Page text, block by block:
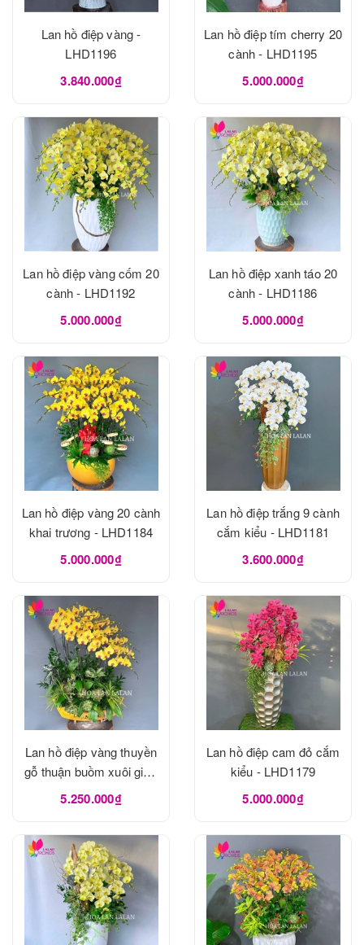
Lan hồ điệp vàng -
LHD1196
3.840.000₫
Lan hồ điệp tím cherry 20
cành - LHD1195
5.000.000₫
Lan hồ điệp vàng cốm 20
cành - LHD1192
5.000.000₫
Lan hồ điệp xanh táo 20
cành - LHD1186
5.000.000₫
Lan hồ điệp vàng 20 cành
khai trương - LHD1184
5.000.000₫
Lan hồ điệp trắng 9 cành
cắm kiểu - LHD1181
3.600.000₫
Lan hồ điệp vàng thuyền
gỗ thuận buồm xuôi gió -
LHD1180
5.250.000₫
Lan hồ điệp cam đỏ cắm
kiểu - LHD1179
5.000.000₫